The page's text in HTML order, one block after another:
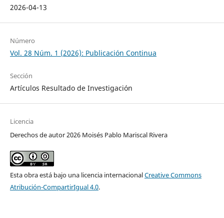
2026-04-13
Número
Vol. 28 Núm. 1 (2026): Publicación Continua
Sección
Artículos Resultado de Investigación
Licencia
Derechos de autor 2026 Moisés Pablo Mariscal Rivera
Esta obra está bajo una licencia internacionalCreative Commons
Atribución-CompartirIgual 4.0.